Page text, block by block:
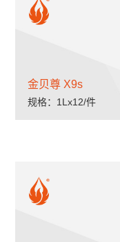
金贝尊 X9s
规格：1Lx12/件